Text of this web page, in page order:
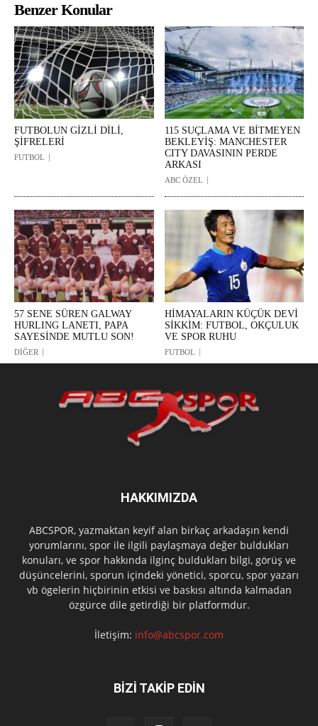
Benzer Konular
FUTBOLUN GİZLİ DİLİ,
ŞİFRELERİ
FUTBOL
115 SUÇLAMA VE BİTMEYEN
BEKLEYİŞ: MANCHESTER
CITY DAVASININ PERDE
ARKASI
ABC ÖZEL
57 SENE SÜREN GALWAY
HURLING LANETI, PAPA
SAYESİNDE MUTLU SON!
DİĞER
HİMAYALARIN KÜÇÜK DEVİ
SİKKİM: FUTBOL, OKÇULUK
VE SPOR RUHU
FUTBOL
HAKKIMIZDA
ABCSPOR, yazmaktan keyif alan birkaç arkadaşın kendi
yorumlarını, spor ile ilgili paylaşmaya değer buldukları
konuları, ve spor hakkında ilginç buldukları bilgi, görüş ve
düşüncelerini, sporun içindeki yönetici, sporcu, spor yazarı
vb ögelerin hiçbirinin etkisi ve baskısı altında kalmadan
özgürce dile getirdiği bir platformdur.
İletişim: info@abcspor.com
BİZİ TAKİP EDİN